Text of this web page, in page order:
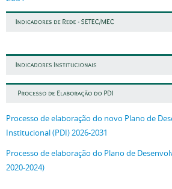
Processo de elaboração do novo Plano de
Institucional (PDI) 2026-2031
Processo de elaboração do Plano de
2020-2024)